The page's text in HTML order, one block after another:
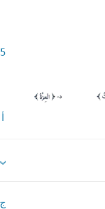
5
أ
ب
ج